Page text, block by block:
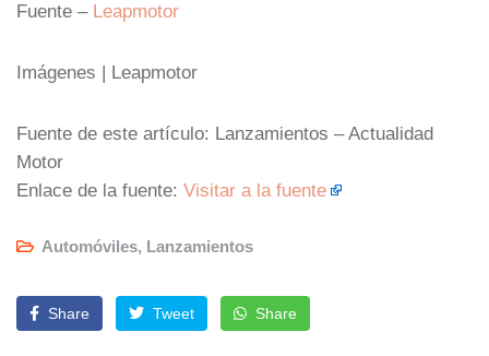
Fuente – Leapmotor
Imágenes | Leapmotor
Fuente de este artículo: Lanzamientos – Actualidad
Motor
Enlace de la fuente: Visitar a la fuente
Automóviles, Lanzamientos
Share Tweet Share